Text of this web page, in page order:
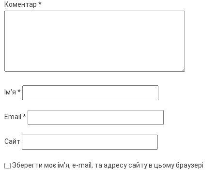
Коментар *
Ім'я *
Email *
Сайт
Зберегти моє ім'я, e-mail, та адресу сайту в цьому браузері